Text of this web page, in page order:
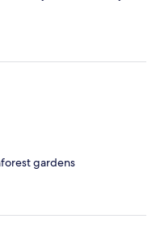
gardens